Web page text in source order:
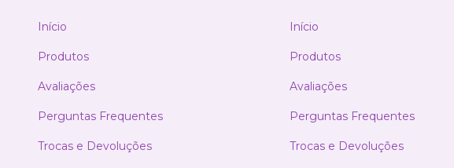
Início
Produtos
Avaliações
Perguntas Frequentes
Trocas e Devoluções
Início
Produtos
Avaliações
Perguntas Frequentes
Trocas e Devoluções